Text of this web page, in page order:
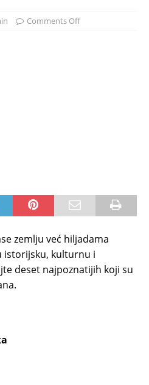
Comments Off
zemlju već hiljadama
istorijsku, kulturnu i
deset najpoznatijih koji su